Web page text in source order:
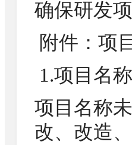
确保研发
附件：项
1.项目名
项目名称
改、改造